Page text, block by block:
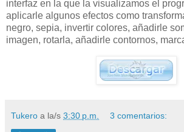
interfaz en la que la visualizamos el
aplicarle algunos efectos como
negro, sepia, invertir colores, añadirle
imagen, rotarla, añadirle contornos,
Tukero a la/s 3:30 p.m. 3 comentarios: